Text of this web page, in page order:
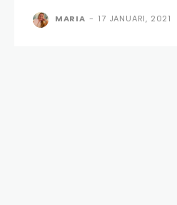
MARIA - 17 JANUARI, 2021